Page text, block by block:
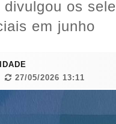
os
em junho
27/05/2026 13:11